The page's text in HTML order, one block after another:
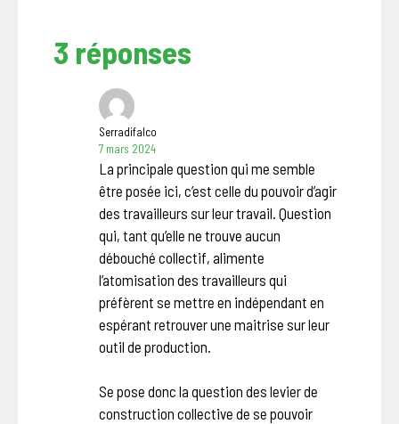
3 réponses
Serradifalco
7 mars 2024
La principale question qui me semble
être posée ici, c’est celle du pouvoir d’agir
des travailleurs sur leur travail. Question
qui, tant qu’elle ne trouve aucun
débouché collectif, alimente
l’atomisation des travailleurs qui
préfèrent se mettre en indépendant en
espérant retrouver une maitrise sur leur
outil de production.
Se pose donc la question des levier de
construction collective de se pouvoir